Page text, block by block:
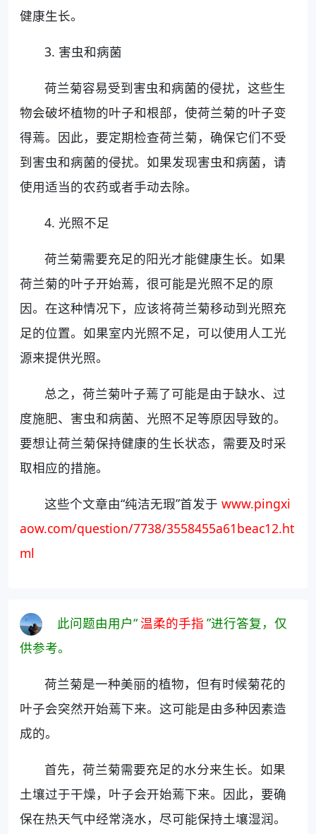
健康生长。
3. 害虫和病菌
荷兰菊容易受到害虫和病菌的侵扰，这些生
物会破坏植物的叶子和根部，使荷兰菊的叶子变
得蔫。因此，要定期检查荷兰菊，确保它们不受
到害虫和病菌的侵扰。如果发现害虫和病菌，请
使用适当的农药或者手动去除。
4. 光照不足
荷兰菊需要充足的阳光才能健康生长。如果
荷兰菊的叶子开始蔫，很可能是光照不足的原
因。在这种情况下，应该将荷兰菊移动到光照充
足的位置。如果室内光照不足，可以使用人工光
源来提供光照。
总之，荷兰菊叶子蔫了可能是由于缺水、过
度施肥、害虫和病菌、光照不足等原因导致的。
要想让荷兰菊保持健康的生长状态，需要及时采
取相应的措施。
这些个文章由“纯洁无瑕”首发于www.pingxi
aow.com/question/7738/3558455a61beac12.ht
ml
此问题由用户“温柔的手指 ”进行答复，仅
供参考。
荷兰菊是一种美丽的植物，但有时候菊花的
叶子会突然开始蔫下来。这可能是由多种因素造
成的。
首先，荷兰菊需要充足的水分来生长。如果
土壤过于干燥，叶子会开始蔫下来。因此，要确
保在热天气中经常浇水，尽可能保持土壤湿润。